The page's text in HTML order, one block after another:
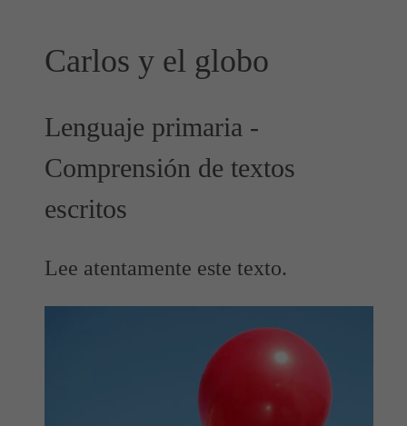
Carlos y el globo
Lenguaje primaria -
Comprensión de textos
escritos
Lee atentamente este texto.